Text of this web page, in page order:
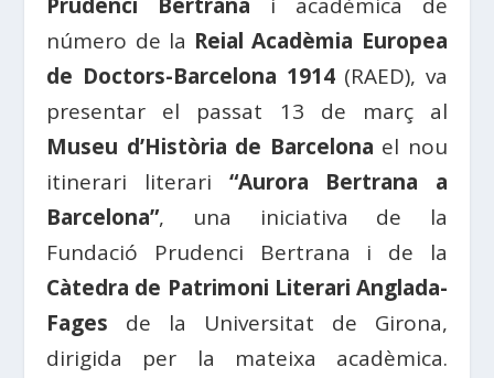
número de la Reial Acadèmia Europea
de Doctors-Barcelona 1914(RAED), va
presentar el passat 13 de març al
Museu d’Història de Barcelona el nou
itinerari literari “Aurora Bertrana a
Barcelona”, una iniciativa de la
Fundació Prudenci Bertrana i de la
Càtedra de Patrimoni Literari Anglada-
Fages de la Universitat de Girona,
dirigida per la mateixa acadèmica.